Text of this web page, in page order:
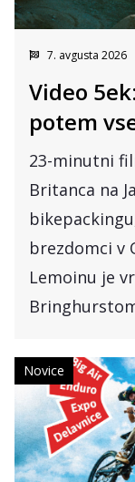
7. avgusta 2026
Video
potem
23-minutni
Britanca na
brezdomci v
Lemoinu je
Novice